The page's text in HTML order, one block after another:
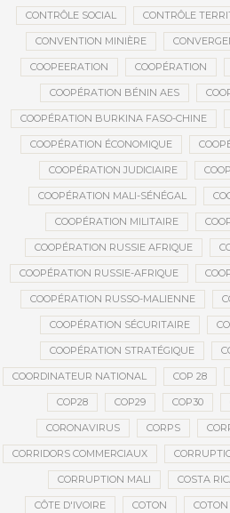
CONTRÔLE SOCIAL CONTRÔLE
CONVENTION MINIÈRE
COOPEERATION COOPÉRATION
COOPÉRATION BÉNIN AES
COOPÉRATION BURKINA FASO-CHINE
COOPÉRATION ÉCONOMIQUE
COOPÉRATION JUDICIAIRE
COOPÉRATION MALI-SÉNÉGAL
COOPÉRATION MILITAIRE
COOPÉRATION RUSSIE AFRIQUE
COOPÉRATION RUSSIE-AFRIQUE
COOPÉRATION RUSSO-MALIENNE
COOPÉRATION SÉCURITAIRE
COOPÉRATION STRATÉGIQUE
COORDINATEUR NATIONAL COP 28
COP28 COP29 COP30
CORONAVIRUS CORPS
CORRIDORS COMMERCIAUX
CORRUPTION MALI COSTA
CÔTE D'IVOIRE COTON